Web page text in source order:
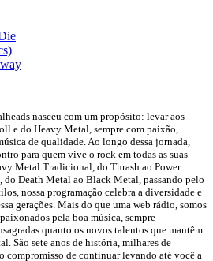
nasceu com um propósito: levar aos
e do Heavy Metal, sempre com paixão,
de qualidade. Ao longo dessa jornada,
para quem vive o rock em todas as suas
Metal Tradicional, do Thrash ao Power
do Death Metal ao Black Metal, passando pelo
nossa programação celebra a diversidade e
gerações. Mais do que uma web rádio, somos
pela boa música, sempre
quanto os novos talentos que mantêm
São sete anos de história, milhares de
compromisso de continuar levando até você a